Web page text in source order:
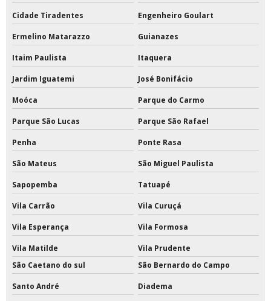
Tinta epóxi branca
Tinta epóxi com catalisador
Tinta epóxi com catalisador preço
Tinta epóxi ferro
Tinta epóxi impermeabilizante
Tinta epóxi industrial para metal
Tinta epóxi industrial para piso
Tinta epóxi para escada de concreto
Tinta epóxi para estrutura metálica
Tinta epóxi para metal
Cidade Tiradentes Engenheiro Goulart
Ermelino Matarazzo Guianazes
Itaim Paulista Itaquera
Jardim Iguatemi José Bonifácio
Moóca Parque do Carmo
Parque São Lucas Parque São Rafael
Penha Ponte Rasa
São Mateus São Miguel Paulista
Sapopemba Tatuapé
Vila Carrão Vila Curuçá
Vila Esperança Vila Formosa
Vila Matilde
Vila Prudente
São Caetano do sul
São Bernardo do Campo
Santo André Diadema